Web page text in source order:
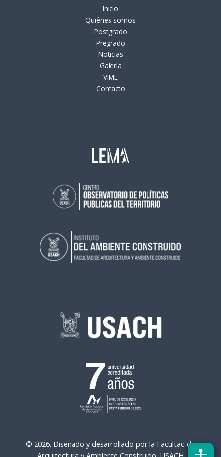
Inicio
Quiénes somos
Postgrado
Pregrado
Noticias
Galería
VIME
Contacto
© 2026. Diseñado y desarrollado por la Facultad de
Arquitectura y Ambiente Construido. USACH